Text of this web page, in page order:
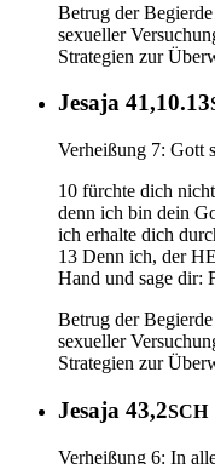
Betrug der
sexueller
Strategien zur
Jesaja 41,10.13
Verheißung 7: Gott
10 fürchte dich
denn ich bin dein
ich erhalte dich
13 Denn ich, der
Hand und sage dir:
Betrug der
sexueller
Strategien zur
Jesaja 43,2SCH
Verheißung 6: In